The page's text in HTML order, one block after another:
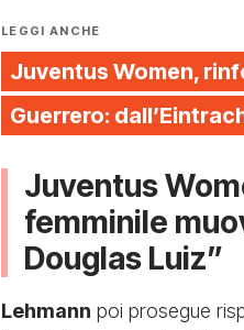
LEGGI ANCHE
Juventus Women,
Guerrero:
Juventus
femminile
Douglas Luiz”
Lehmann poi prosegue